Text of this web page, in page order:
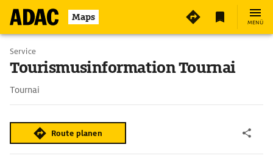
Maps MENÜ
Service
Tourismusinformation Tournai
Tournai
Route planen